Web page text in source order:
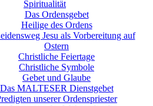
Spiritualität
Das Ordensgebet
Heilige des Ordens
Jesu als Vorbereitung auf
Ostern
Christliche Feiertage
Christliche Symbole
Gebet und Glaube
Das MALTESER Dienstgebet
unserer Ordenspriester